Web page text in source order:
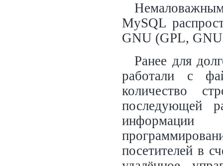
MySQL
GNU (GPL,
Ранее для
работали с
количество
последующей
посетителей в